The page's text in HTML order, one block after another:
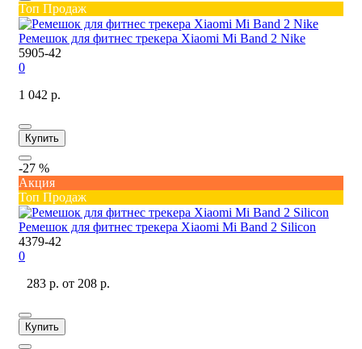
Топ Продаж
Ремешок для фитнес трекера Xiaomi Mi Band 2 Nike
5905-42
0
1 042 р.
Купить
-27 %
Акция
Топ Продаж
Ремешок для фитнес трекера Xiaomi Mi Band 2 Silicon
4379-42
0
283 р. от 208 р.
Купить